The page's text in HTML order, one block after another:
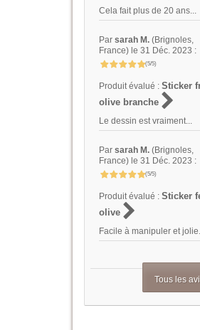
Cela fait plus de 20 ans...
Par sarah M. (Brignoles,
France) le 31 Déc. 2023 :
(5/5)
Produit évalué : Sticker
olive branche
Le dessin est vraiment...
Par sarah M. (Brignoles,
France) le 31 Déc. 2023 :
(5/5)
Produit évalué : Sticker
olive
Facile à manipuler et jolie.
Tous les